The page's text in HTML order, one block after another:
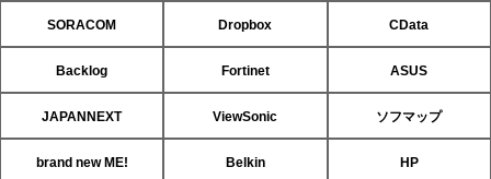
SORACOM Dropbox CData
Backlog Fortinet ASUS
JAPANNEXT ViewSonic ソフマップ
brand new ME! Belkin HP